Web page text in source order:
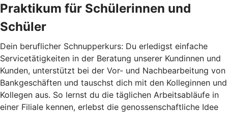
Praktikum für Schülerinnen und
Schüler
Dein beruflicher Schnupperkurs: Du erledigst einfache
Servicetätigkeiten in der Beratung unserer Kundinnen und
Kunden, unterstützt bei der Vor- und Nachbearbeitung von
Bankgeschäften und tauschst dich mit den Kolleginnen und
Kollegen aus. So lernst du die täglichen Arbeitsabläufe in
einer Filiale kennen, erlebst die genossenschaftliche Idee